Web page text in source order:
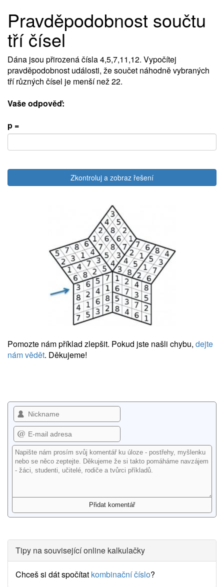
Pravděpodobnost součtu
tří čísel
Dána jsou přirozená čísla 4,5,7,11,12. Vypočítej
pravděpodobnost události, že součet náhodně vybraných
tří různých čísel je menší než 22.
Vaše odpověď:
p =
Zkontroluj a zobraz řešení
Pomozte nám příklad zlepšit. Pokud jste našli chybu, dejte
nám vědět. Děkujeme!
Tipy na související online kalkulačky
Chceš si dát spočítat kombinační číslo?